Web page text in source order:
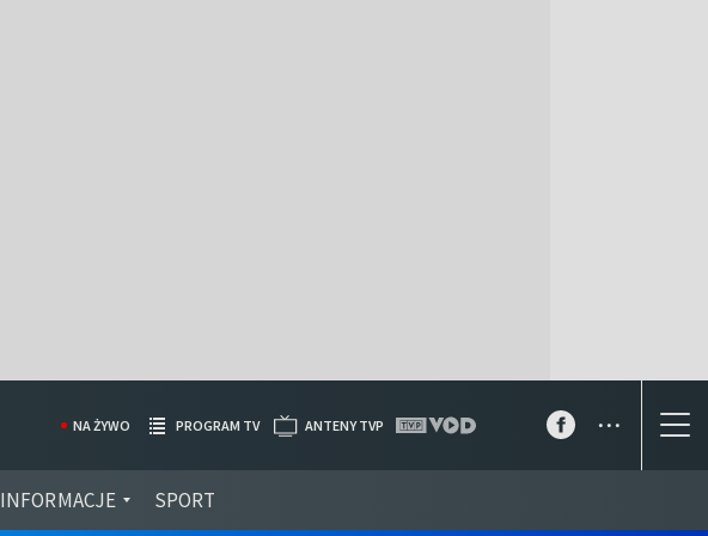
INFORMACJE SPORT
NA ŻYWO PROGRAM TV ANTENY TVP ...